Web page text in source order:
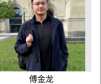
傅金龙